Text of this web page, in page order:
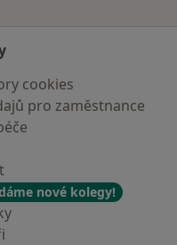
cookies
pro zaměstnance
nové kolegy!